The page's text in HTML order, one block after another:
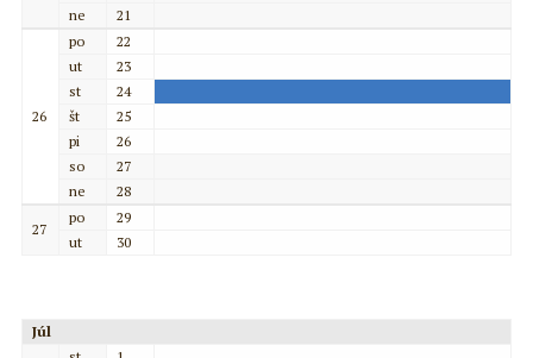
ne
21
26
po
22
ut
23
st
24
št
25
pi
26
so
27
ne
28
27
po
29
ut
30
Júl